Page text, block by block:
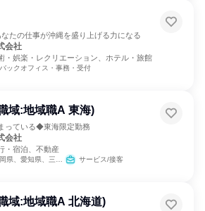
なたの仕事が沖縄を盛り上げる力になる
会社
・娯楽・レクリエーション、ホテル・旅館
バックオフィス・事務・受付
域:地域職A 東海)
っている◆東海限定勤務
会社
・宿泊、不動産
、愛知県、三重県 サービス/接客
域:地域職A 北海道)